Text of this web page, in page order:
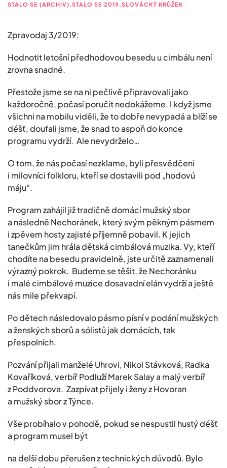
STALO SE (ARCHIV),STALO SE 2019 ,SLOVÁCKÝ KRŮŽEK
Zpravodaj 3/2019:
Hodnotit letošní předhodovou besedu u cimbálu není
zrovna snadné.
Přestože jsme se na ni pečlivě připravovali jako
každoročně, počasí poručit nedokážeme. I když jsme
všichni na mobilu viděli, že to dobře nevypadá a blíží se
déšť, doufali jsme, že snad to aspoň do konce
programu vydrží. Ale nevydrželo…
O tom, že nás počasí nezklame, byli přesvědčeni
i milovníci folkloru, kteří se dostavili pod „hodovú
máju“.
Program zahájil již tradičně domácí mužský sbor
a následně Nechoránek, který svým pěkným pásmem
i zpěvem hosty zajisté příjemně pobavil. K jejich
tanečkům jim hrála dětská cimbálová muzika. Vy, kteří
chodíte na besedu pravidelně, jste určitě zaznamenali
výrazný pokrok. Budeme se těšit, že Nechoránku
i malé cimbálové muzice dosavadní elán vydrží a ještě
nás mile překvapí.
Po dětech následovalo pásmo písní v podání mužských
a ženských sborů a sólistů jak domácích, tak
přespolních.
Pozvání přijali manželé Uhrovi, Nikol Stávková, Radka
Kovaříková, verbíř Podluží Marek Salay a malý verbíř
z Poddvorova. Zazpívat přijely i ženy z Hovoran
a mužský sbor z Týnce.
Vše probíhalo v pohodě, pokud se nespustil hustý déšť
a program musel být
na delší dobu přerušen z technických důvodů. Bylo